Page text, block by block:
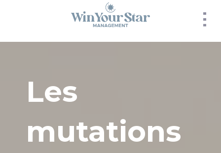
Les
mutations